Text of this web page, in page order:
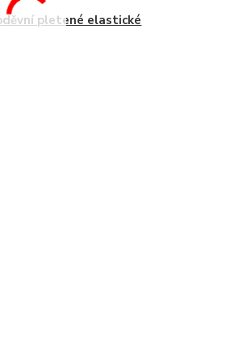
pletené elastické